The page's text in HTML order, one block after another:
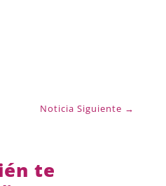
Noticia Siguiente →
te